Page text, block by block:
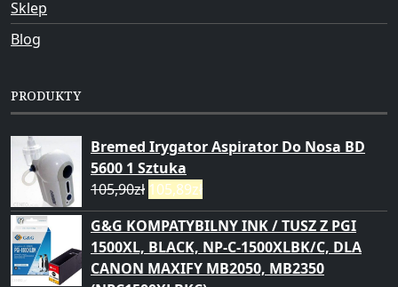
Sklep
Blog
PRODUKTY
Bremed Irygator Aspirator Do Nosa BD
5600 1 Sztuka
105,90zł 105,89zł
G&G KOMPATYBILNY INK / TUSZ Z PGI
1500XL, BLACK, NP-C-1500XLBK/C, DLA
CANON MAXIFY MB2050, MB2350